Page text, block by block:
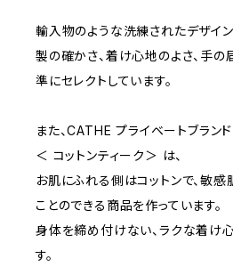
E70
YELLOW
PURPLE
BLUE
ORANGE
5000~
輸入物のような洗練されたデザイ
製の確かさ、着け心地のよさ、手の
準にセレクトしています。
また、CATHE プライベートブラ
＜ コットンティーク＞ は、
お肌にふれる側はコットンで、敏
ことのできる商品を作っています。
身体を締め付けない、ラクな着け
す。